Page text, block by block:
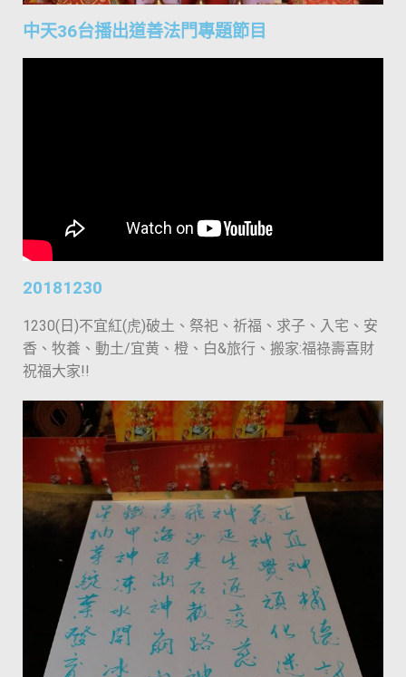
中天36台播出道善法門專題節目
20181230
1230(日)不宜紅(虎)破土、祭祀、祈福、求子、入宅、安
香、牧養、動土/宜黄、橙、白&旅行、搬家:福祿壽喜財
祝福大家!!